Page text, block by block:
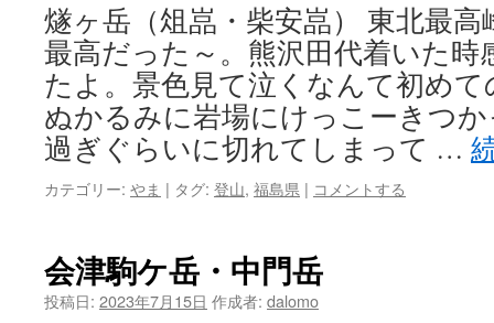
燧ヶ岳（俎嵓・柴安嵓） 東北最
最高だった～。熊沢田代着いた
たよ。景色見て泣くなんて初め
ぬかるみに岩場にけっこーきつ
過ぎぐらいに切れてしまって …
カテゴリー: やま | タグ: 登山, 福島県 | コメントする
会津駒ケ岳・中門岳
投稿日: 2023年7月15日 作成者: dalomo